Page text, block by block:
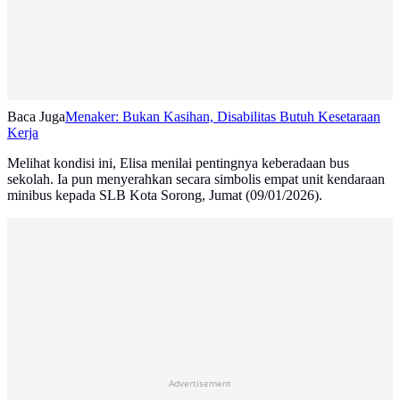
Baca JugaMenaker: Bukan Kasihan, Disabilitas Butuh Kesetaraan
Kerja
Melihat kondisi ini, Elisa menilai pentingnya keberadaan bus
sekolah. Ia pun menyerahkan secara simbolis empat unit kendaraan
minibus kepada SLB Kota Sorong, Jumat (09/01/2026).
Advertisement